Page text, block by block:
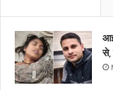
08
से,